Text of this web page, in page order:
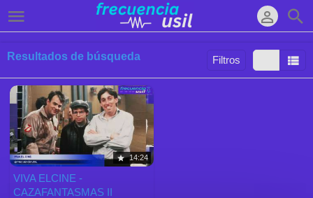
Filtros
Resultados de búsqueda
Ordenar por:
14:24
VIVA ELCINE -
CAZAFANTASMAS II